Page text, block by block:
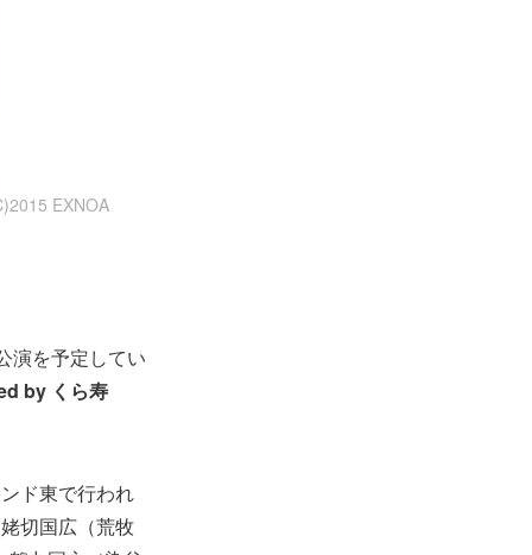
EXNOA
演を予定してい
by くら寿
ド東で行われ
切国広（荒牧